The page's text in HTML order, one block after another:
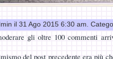
il 31 Ago 2015 6:30 am.
gli oltre 100 commenti
del post precedente era più